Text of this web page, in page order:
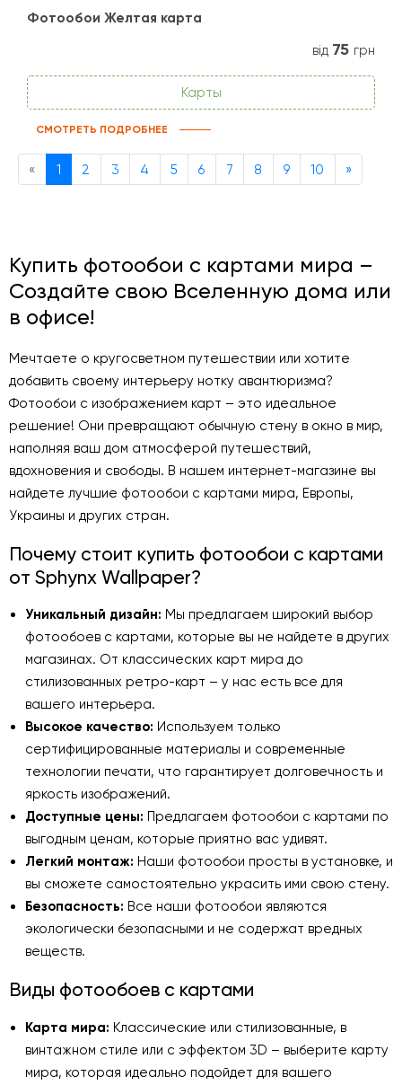
Фотообои Желтая карта
від 75 грн
Карты
СМОТРЕТЬ ПОДРОБНЕЕ
« Previous
1 2 3 4 5 6 7 8 9 10 »Next
Купить фотообои с картами мира –
Создайте свою Вселенную дома или
в офисе!
Мечтаете о кругосветном путешествии или хотите
добавить своему интерьеру нотку авантюризма?
Фотообои с изображением карт – это идеальное
решение! Они превращают обычную стену в окно в мир,
наполняя ваш дом атмосферой путешествий,
вдохновения и свободы. В нашем интернет-магазине вы
найдете лучшие фотообои с картами мира, Европы,
Украины и других стран.
Почему стоит купить фотообои с картами
от Sphynx Wallpaper?
Уникальный дизайн: Мы предлагаем широкий выбор
фотообоев с картами, которые вы не найдете в других
магазинах. От классических карт мира до
стилизованных ретро-карт – у нас есть все для
вашего интерьера.
Высокое качество: Используем только
сертифицированные материалы и современные
технологии печати, что гарантирует долговечность и
яркость изображений.
Доступные цены: Предлагаем фотообои с картами по
выгодным ценам, которые приятно вас удивят.
Легкий монтаж: Наши фотообои просты в установке, и
вы сможете самостоятельно украсить ими свою стену.
Безопасность: Все наши фотообои являются
экологически безопасными и не содержат вредных
веществ.
Виды фотообоев с картами
Карта мира: Классические или стилизованные, в
винтажном стиле или с эффектом 3D – выберите карту
мира, которая идеально подойдет для вашего